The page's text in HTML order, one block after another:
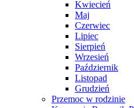
Kwiecień
Maj
Czerwiec
Lipiec
Sierpień
Wrzesień
Październik
Listopad
Grudzień
Przemoc w rodzinie